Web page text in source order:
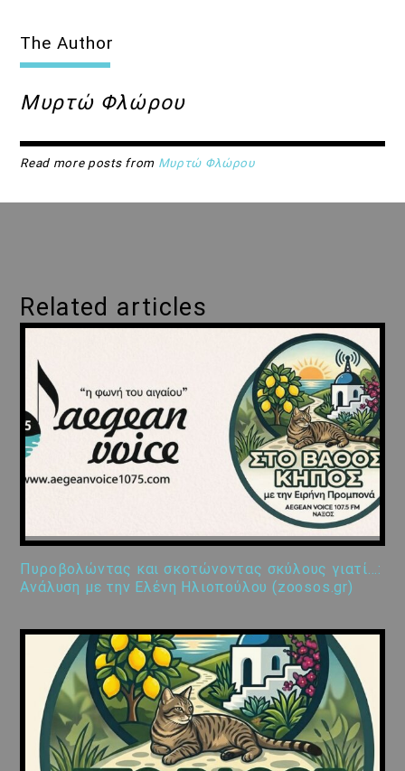
The Author
Μυρτώ Φλώρου
Read more posts from Μυρτώ Φλώρου
Related articles
Πυροβολώντας και σκοτώνοντας σκύλους γιατί…:
Ανάλυση με την Ελένη Ηλιοπούλου (zoosos.gr)